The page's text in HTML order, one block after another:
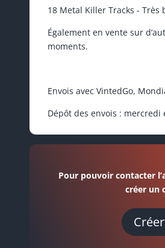
18 Metal Killer Tracks - Très
Également en vente sur
moments.
Envois avec VintedGo,
Dépôt des envois : mercredi
Pour pouvoir contacter
créer un